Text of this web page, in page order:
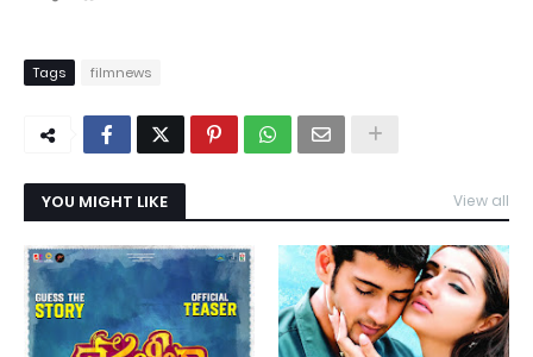
Tags filmnews
YOU MIGHT LIKE View all